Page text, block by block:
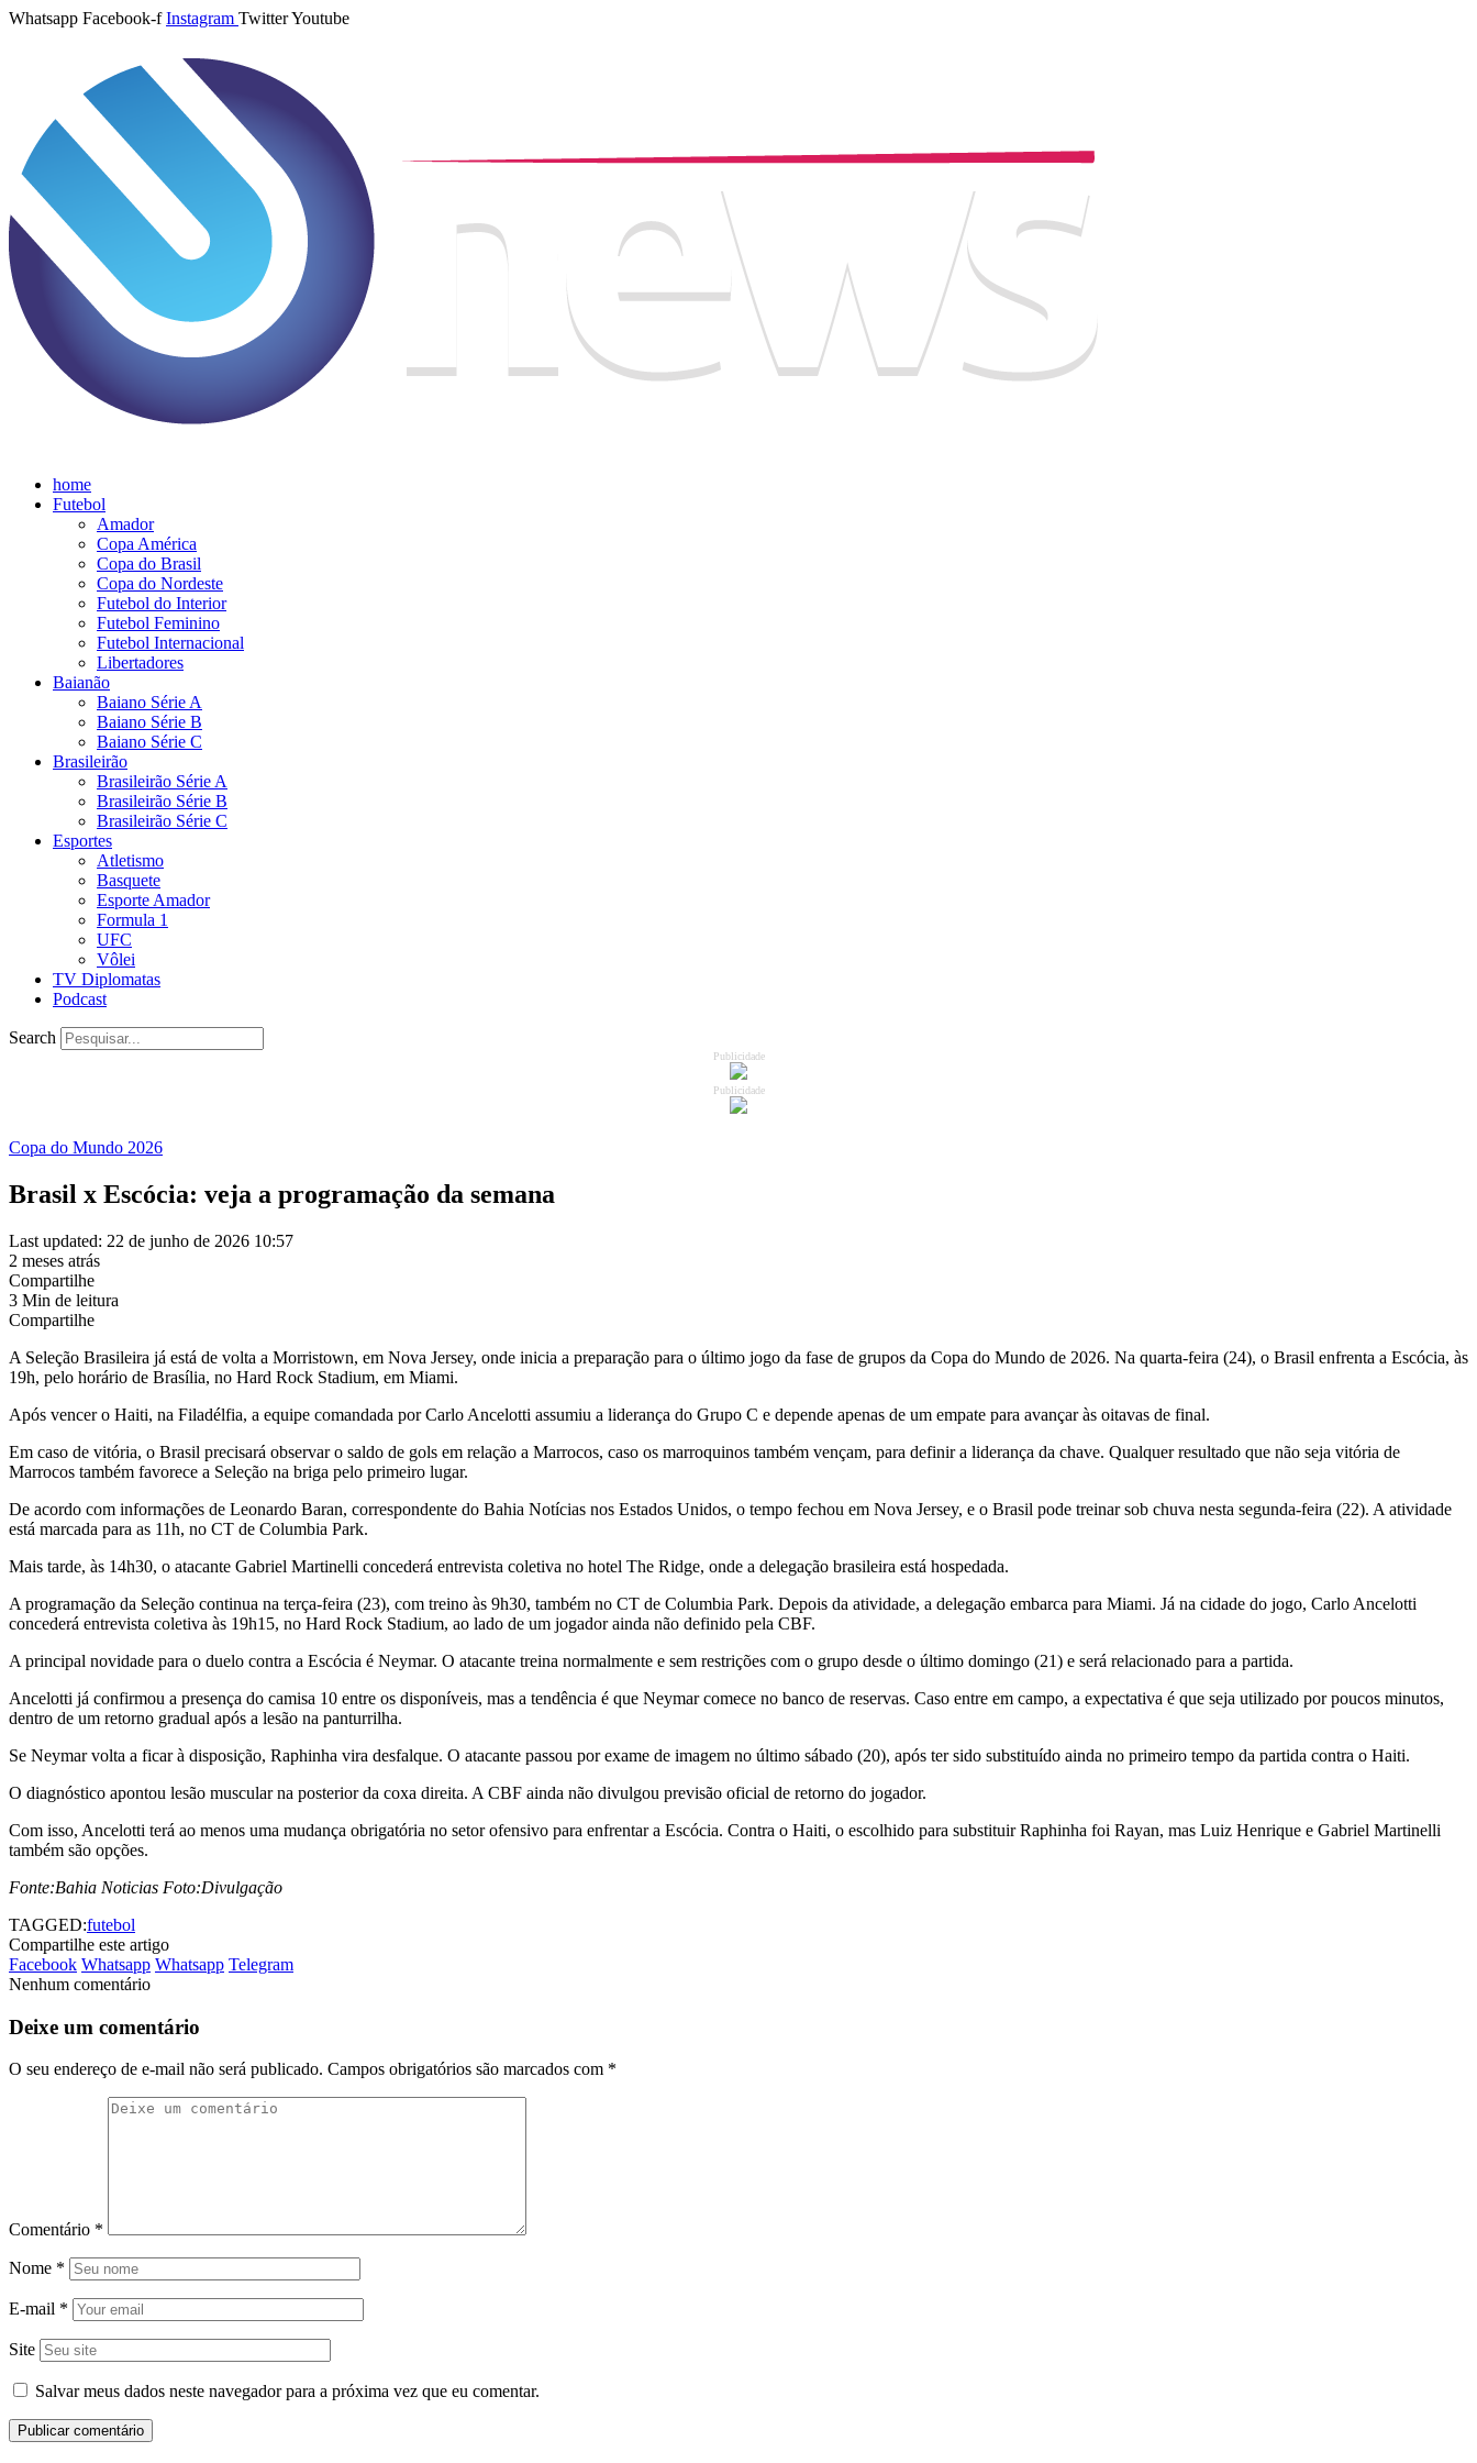
Whatsapp Facebook-f Instagram TwitterYoutube
home
Futebol
Amador
Copa América
Copa do Brasil
Copa do Nordeste
Futebol do Interior
Futebol Feminino
Futebol Internacional
Libertadores
Baianão
Baiano Série A
Baiano Série B
Baiano Série C
Brasileirão
Brasileirão Série A
Brasileirão Série B
Brasileirão Série C
Esportes
Atletismo
Basquete
Esporte Amador
Formula 1
UFC
Vôlei
TV Diplomatas
Podcast
Search
Publicidade
Publicidade
Copa do Mundo 2026
Brasil x Escócia: veja a programação da semana
Last updated: 22 de junho de 2026 10:57
2 meses atrás
Compartilhe
3 Min de leitura
Compartilhe
A Seleção Brasileira já está de volta a Morristown, em Nova Jersey, onde inicia a preparação para o último jogo da fase de grupos da Copa do Mundo de 2026. Na quarta-feira (24), o Brasil enfrenta a Escócia, às
19h, pelo horário de Brasília, no Hard Rock Stadium, em Miami.
Após vencer o Haiti, na Filadélfia, a equipe comandada por Carlo Ancelotti assumiu a liderança do Grupo C e depende apenas de um empate para avançar às oitavas de final.
Em caso de vitória, o Brasil precisará observar o saldo de gols em relação a Marrocos, caso os marroquinos também vençam, para definir a liderança da chave. Qualquer resultado que não seja vitória de
Marrocos também favorece a Seleção na briga pelo primeiro lugar.
De acordo com informações de Leonardo Baran, correspondente do Bahia Notícias nos Estados Unidos, o tempo fechou em Nova Jersey, e o Brasil pode treinar sob chuva nesta segunda-feira (22). A atividade
está marcada para as 11h, no CT de Columbia Park.
Mais tarde, às 14h30, o atacante Gabriel Martinelli concederá entrevista coletiva no hotel The Ridge, onde a delegação brasileira está hospedada.
A programação da Seleção continua na terça-feira (23), com treino às 9h30, também no CT de Columbia Park. Depois da atividade, a delegação embarca para Miami. Já na cidade do jogo, Carlo Ancelotti
concederá entrevista coletiva às 19h15, no Hard Rock Stadium, ao lado de um jogador ainda não definido pela CBF.
A principal novidade para o duelo contra a Escócia é Neymar. O atacante treina normalmente e sem restrições com o grupo desde o último domingo (21) e será relacionado para a partida.
Ancelotti já confirmou a presença do camisa 10 entre os disponíveis, mas a tendência é que Neymar comece no banco de reservas. Caso entre em campo, a expectativa é que seja utilizado por poucos minutos,
dentro de um retorno gradual após a lesão na panturrilha.
Se Neymar volta a ficar à disposição, Raphinha vira desfalque. O atacante passou por exame de imagem no último sábado (20), após ter sido substituído ainda no primeiro tempo da partida contra o Haiti.
O diagnóstico apontou lesão muscular na posterior da coxa direita. A CBF ainda não divulgou previsão oficial de retorno do jogador.
Com isso, Ancelotti terá ao menos uma mudança obrigatória no setor ofensivo para enfrentar a Escócia. Contra o Haiti, o escolhido para substituir Raphinha foi Rayan, mas Luiz Henrique e Gabriel Martinelli
também são opções.
Fonte:Bahia Noticias Foto:Divulgação
TAGGED:futebol
Compartilhe este artigo
Facebook Whatsapp Whatsapp Telegram
Nenhum comentário
Deixe um comentário
O seu endereço de e-mail não será publicado. Campos obrigatórios são marcados com *
Comentário *
Nome *
E-mail *
Site
Salvar meus dados neste navegador para a próxima vez que eu comentar.